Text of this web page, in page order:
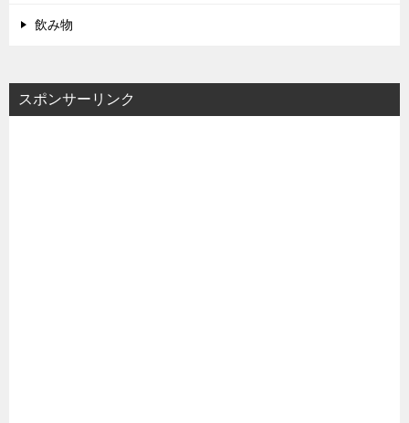
飲み物
スポンサーリンク